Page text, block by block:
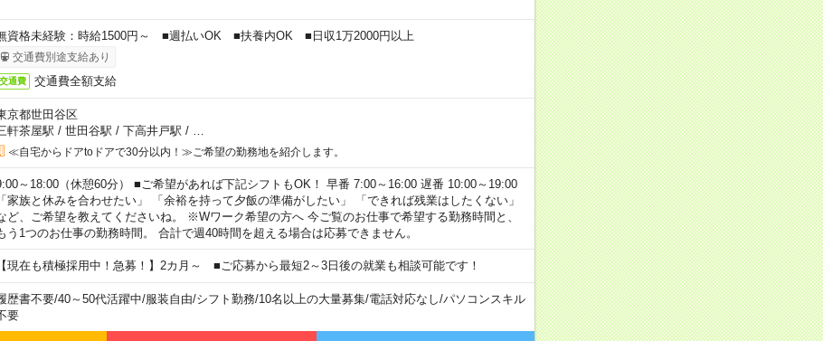
資格未経験：時給1500円～ ■週払いOK ■扶養内OK ■日収1万2000円以上
交通費別途支給あり
交通費 交通費全額支給
京都世田谷区
軒茶屋駅 / 世田谷駅 / 下高井戸駅 /
≪自宅からドアtoドアで30分以内！≫ご希望の勤務地を紹介します。
～18:00（休憩60分） ■ご希望があれば下記シフトもOK！ 早番 7:00～16:00 遅番 10:00～19:00
「家族と休みを合わせたい」 「余裕を持って夕飯の準備がしたい」 「できれば残業はしたくない」
ど、ご希望を教えてくださいね。 ※Wワーク希望の方へ 今ご覧のお仕事で希望する勤務時間と、
う1つのお仕事の勤務時間。 合計で週40時間を超える場合は応募できません。
【現在も積極採用中！急募！】2カ月～ ■ご応募から最短2～3日後の就業も相談可能です！
歴書不要/40～50代活躍中/服装自由/シフト勤務/10名以上の大量募集/電話対応なし/パソコンスキル
要